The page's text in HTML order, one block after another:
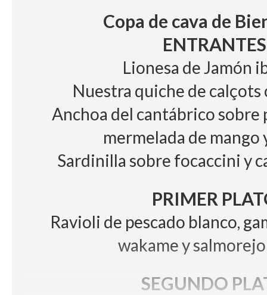
Copa de cava de
ENTRANTES
Lionesa de Jamón
Nuestra quiche de calçots
Anchoa del cantábrico sobre
mermelada de mango
Sardinilla sobre focaccini y
PRIMER
Ravioli de pescado blanco,
wakame y
SEGUNDO